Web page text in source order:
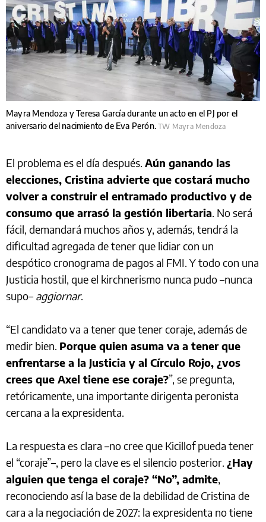
Mayra Mendoza y Teresa García durante un acto en el PJ por el
aniversario del nacimiento de Eva Perón.TW Mayra Mendoza
El problema es el día después. Aún ganando las
elecciones, Cristina advierte que costará mucho
volver a construir el entramado productivo y de
consumo que arrasó la gestión libertaria. No será
fácil, demandará muchos años y, además, tendrá la
dificultad agregada de tener que lidiar con un
despótico cronograma de pagos al FMI. Y todo con una
Justicia hostil, que el kirchnerismo nunca pudo –nunca
supo–aggiornar.
“El candidato va a tener que tener coraje, además de
medir bien. Porque quien asuma va a tener que
enfrentarse a la Justicia y al Círculo Rojo, ¿vos
crees que Axel tiene ese coraje?”, se pregunta,
retóricamente, una importante dirigenta peronista
cercana a la expresidenta.
La respuesta es clara –no cree que Kicillof pueda tener
el “coraje”–, pero la clave es el silencio posterior. ¿Hay
alguien que tenga el coraje? “No”, admite,
reconociendo así la base de la debilidad de Cristina de
cara a la negociación de 2027: la expresidenta no tiene